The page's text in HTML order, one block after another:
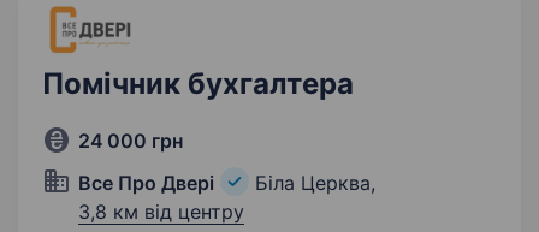
Помічник бухгалтера
24 000 грн
Все Про Двері
Біла Церква,
3,8 км від центру